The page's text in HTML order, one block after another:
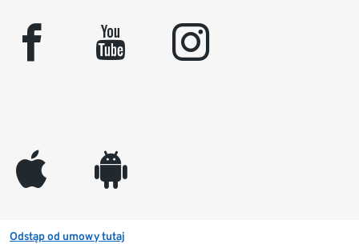
facebook youtube instagram
appleinc android
Odstąp od umowy tutaj